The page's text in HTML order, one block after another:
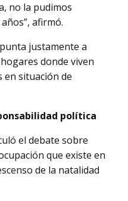
no la pudimos
afirmó.
justamente a
donde viven
en situación de
política
el debate sobre
que existe en
de la natalidad